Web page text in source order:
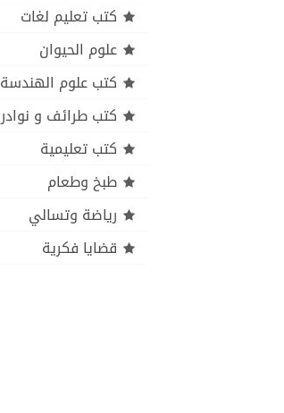
كتب تعليم لغات
علوم الحيوان
كتب علوم الهندسة
كتب طرائف و نوادر
كتب تعليمية
طبخ وطعام
رياضة وتسالي
قضايا فكرية